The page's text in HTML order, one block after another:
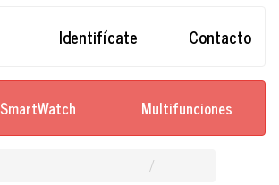
Identifícate Contacto
SmartWatch Multifunciones